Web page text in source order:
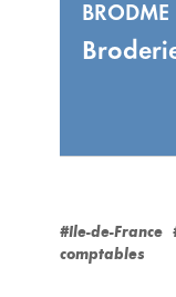
BRODME
#Ile-de-France
comptables